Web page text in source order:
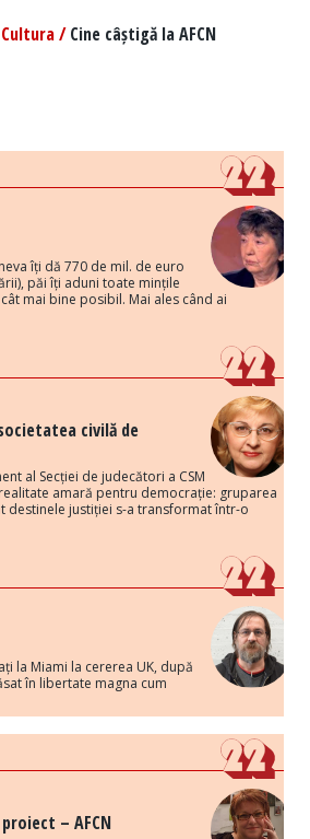
Cultura /Cine câștigă la AFCN
îți dă 770 de mil. de euro
păi îți aduni toate mințile
mai bine posibil. Mai ales când ai
civilă de
al Secției de judecători a CSM
amară pentru democrație: gruparea
destinele justiției s-a transformat într-o
la Miami la cererea UK, după
în libertate magna cum
– AFCN